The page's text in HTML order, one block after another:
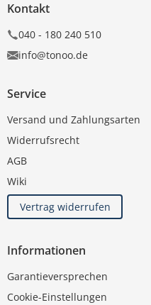
Kontakt
040 - 180 240 510
info@tonoo.de
Service
Versand und Zahlungsarten
Widerrufsrecht
AGB
Wiki
Vertrag widerrufen
Informationen
Garantieversprechen
Cookie-Einstellungen